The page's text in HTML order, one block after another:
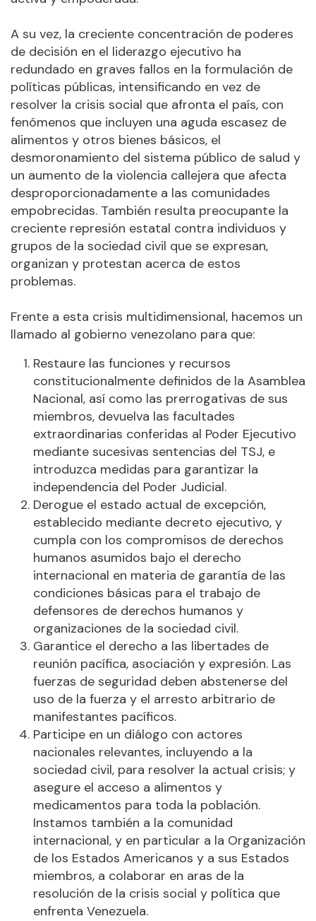
A su vez, la creciente concentración de poderes
de decisión en el liderazgo ejecutivo ha
redundado en graves fallos en la formulación de
políticas públicas, intensificando en vez de
resolver la crisis social que afronta el país, con
fenómenos que incluyen una aguda escasez de
alimentos y otros bienes básicos, el
desmoronamiento del sistema público de salud y
un aumento de la violencia callejera que afecta
desproporcionadamente a las comunidades
empobrecidas. También resulta preocupante la
creciente represión estatal contra individuos y
grupos de la sociedad civil que se expresan,
organizan y protestan acerca de estos
problemas.
Frente a esta crisis multidimensional, hacemos un
llamado al gobierno venezolano para que:
Restaure las funciones y recursos
constitucionalmente definidos de la Asamblea
Nacional, así como las prerrogativas de sus
miembros, devuelva las facultades
extraordinarias conferidas al Poder Ejecutivo
mediante sucesivas sentencias del TSJ, e
introduzca medidas para garantizar la
independencia del Poder Judicial.
Derogue el estado actual de excepción,
establecido mediante decreto ejecutivo, y
cumpla con los compromisos de derechos
humanos asumidos bajo el derecho
internacional en materia de garantía de las
condiciones básicas para el trabajo de
defensores de derechos humanos y
organizaciones de la sociedad civil.
Garantice el derecho a las libertades de
reunión pacífica, asociación y expresión. Las
fuerzas de seguridad deben abstenerse del
uso de la fuerza y el arresto arbitrario de
manifestantes pacíficos.
Participe en un diálogo con actores
nacionales relevantes, incluyendo a la
sociedad civil, para resolver la actual crisis; y
asegure el acceso a alimentos y
medicamentos para toda la población.
Instamos también a la comunidad
internacional, y en particular a la Organización
de los Estados Americanos y a sus Estados
miembros, a colaborar en aras de la
resolución de la crisis social y política que
enfrenta Venezuela.